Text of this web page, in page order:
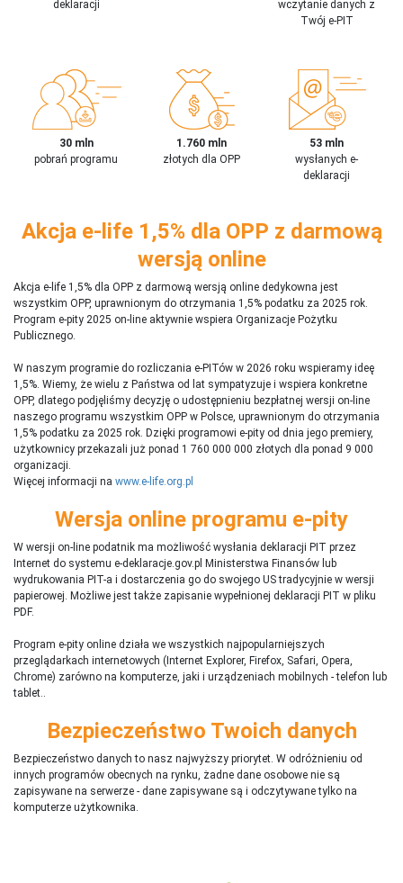
deklaracji
wczytanie danych z
Twój e-PIT
30 mln
pobrań programu
1.760 mln
złotych dla OPP
53 mln
wysłanych e-
deklaracji
Akcja e-life 1,5% dla OPP z darmową
wersją online
Akcja e-life 1,5% dla OPP z darmową wersją online dedykowna jest
wszystkim OPP, uprawnionym do otrzymania 1,5% podatku za 2025 rok.
Program e-pity 2025 on-line aktywnie wspiera Organizacje Pożytku
Publicznego.
W naszym programie do rozliczania e-PITów w 2026 roku wspieramy ideę
1,5%. Wiemy, że wielu z Państwa od lat sympatyzuje i wspiera konkretne
OPP, dlatego podjęliśmy decyzję o udostępnieniu bezpłatnej wersji on-line
naszego programu wszystkim OPP w Polsce, uprawnionym do otrzymania
1,5% podatku za 2025 rok. Dzięki programowi e-pity od dnia jego premiery,
użytkownicy przekazali już ponad 1 760 000 000 złotych dla ponad 9 000
organizacji.
Więcej informacji na www.e-life.org.pl
Wersja online programu e-pity
W wersji on-line podatnik ma możliwość wysłania deklaracji PIT przez
Internet do systemu e-deklaracje.gov.pl Ministerstwa Finansów lub
wydrukowania PIT-a i dostarczenia go do swojego US tradycyjnie w wersji
papierowej. Możliwe jest także zapisanie wypełnionej deklaracji PIT w pliku
PDF.
Program e-pity online działa we wszystkich najpopularniejszych
przeglądarkach internetowych (Internet Explorer, Firefox, Safari, Opera,
Chrome) zarówno na komputerze, jaki i urządzeniach mobilnych - telefon lub
tablet..
Bezpieczeństwo Twoich danych
Bezpieczeństwo danych to nasz najwyższy priorytet. W odróżnieniu od
innych programów obecnych na rynku, żadne dane osobowe nie są
zapisywane na serwerze - dane zapisywane są i odczytywane tylko na
komputerze użytkownika.